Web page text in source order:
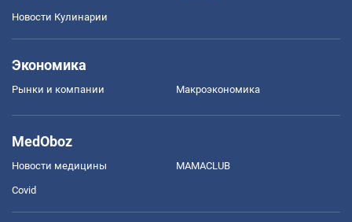
Новости Кулинарии
Экономика
Рынки и компании Mакроэкономика
MedOboz
Новости медицины MAMACLUB
Covid